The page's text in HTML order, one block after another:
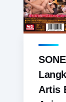
Artis